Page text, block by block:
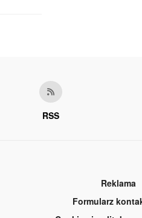
RSS
Reklama
Formularz